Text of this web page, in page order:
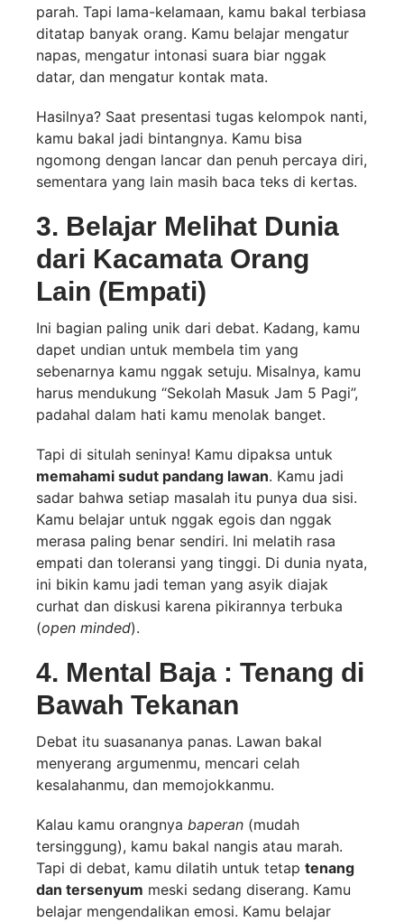
parah. Tapi lama-kelamaan, kamu bakal terbiasa
ditatap banyak orang. Kamu belajar mengatur
napas, mengatur intonasi suara biar nggak
datar, dan mengatur kontak mata.
Hasilnya? Saat presentasi tugas kelompok nanti,
kamu bakal jadi bintangnya. Kamu bisa
ngomong dengan lancar dan penuh percaya diri,
sementara yang lain masih baca teks di kertas.
3. Belajar Melihat Dunia
dari Kacamata Orang
Lain (Empati)
Ini bagian paling unik dari debat. Kadang, kamu
dapet undian untuk membela tim yang
sebenarnya kamu nggak setuju. Misalnya, kamu
harus mendukung “Sekolah Masuk Jam 5 Pagi”,
padahal dalam hati kamu menolak banget.
Tapi di situlah seninya! Kamu dipaksa untuk
memahami sudut pandang lawan. Kamu jadi
sadar bahwa setiap masalah itu punya dua sisi.
Kamu belajar untuk nggak egois dan nggak
merasa paling benar sendiri. Ini melatih rasa
empati dan toleransi yang tinggi. Di dunia nyata,
ini bikin kamu jadi teman yang asyik diajak
curhat dan diskusi karena pikirannya terbuka
(open minded).
4. Mental Baja : Tenang di
Bawah Tekanan
Debat itu suasananya panas. Lawan bakal
menyerang argumenmu, mencari celah
kesalahanmu, dan memojokkanmu.
Kalau kamu orangnya baperan (mudah
tersinggung), kamu bakal nangis atau marah.
Tapi di debat, kamu dilatih untuk tetap tenang
dan tersenyum meski sedang diserang. Kamu
belajar mengendalikan emosi. Kamu belajar